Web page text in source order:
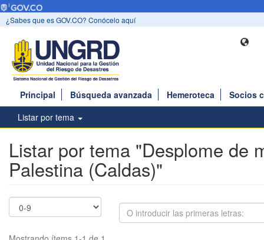
¿Sabes que es GOV.CO? Conócelo aquí
Principal Búsqueda avanzada Hemeroteca
Socios
Listar por tema
Listar por tema "Desplome de
Palestina (Caldas)"